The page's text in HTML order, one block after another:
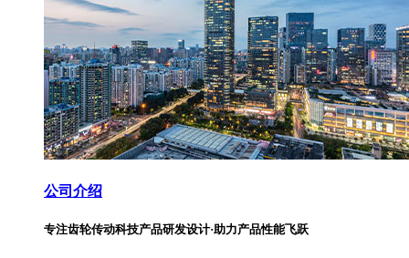
公司介绍
专注齿轮传动科技产品研发设计·助力产品性能飞跃